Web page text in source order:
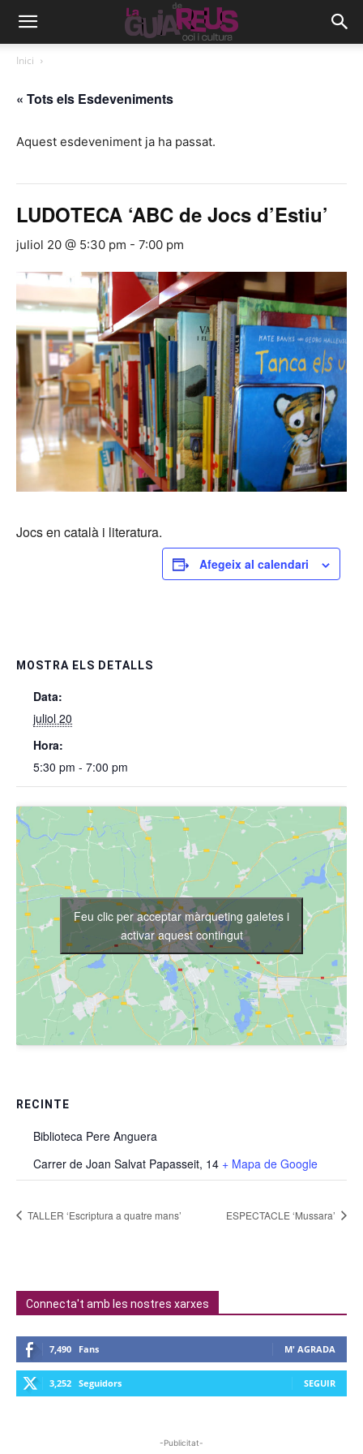
Inici
« Tots els Esdeveniments
Aquest esdeveniment ja ha passat.
LUDOTECA ‘ABC de Jocs d’Estiu’
juliol 20 @ 5:30 pm - 7:00 pm
Jocs en català i literatura.
Afegeix al calendari
MOSTRA ELS DETALLS
Data:
juliol 20
Hora:
5:30 pm - 7:00 pm
RECINTE
Biblioteca Pere Anguera
Carrer de Joan Salvat Papasseit, 14 + Mapa de Google
Feu clic per acceptar màrqueting galetes i
activar aquest contingut
TALLER ‘Escriptura a quatre mans’ ESPECTACLE ‘Mussara’
Connecta't amb les nostres xarxes
7,490 Fans M' AGRADA
3,252 Seguidors SEGUIR
-Publicitat-